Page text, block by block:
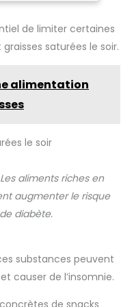
te fournissent des
: la viande séchée
100% de la meilleure
puis séchée
Link's Beef Jerky (12 x
aventure. Achète dès
(charcuterie -
Beef Jerky 1 kg.
de limiter certaines
saturées le soir.
alimentation
le soir
aliments riches en
augmenter le risque
diabète.
substances peuvent
causer de l’insomnie.
de snacks